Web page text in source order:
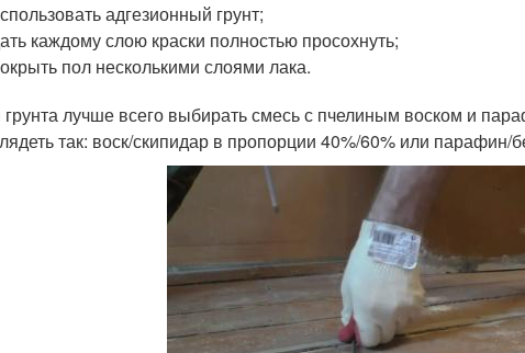
адгезионный грунт;
каждому слою краски полностью просохнуть;
пол несколькими слоями лака.
лучше всего выбирать смесь с пчелиным воском и
так: воск/скипидар в пропорции 40%/60% или парафин/